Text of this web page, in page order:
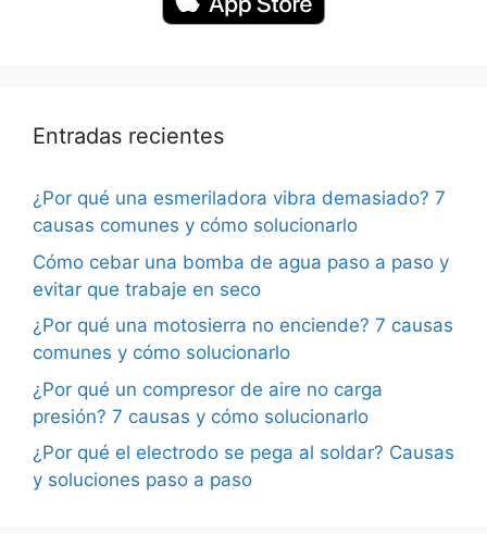
Entradas recientes
¿Por qué una esmeriladora vibra demasiado? 7
causas comunes y cómo solucionarlo
Cómo cebar una bomba de agua paso a paso y
evitar que trabaje en seco
¿Por qué una motosierra no enciende? 7 causas
comunes y cómo solucionarlo
¿Por qué un compresor de aire no carga
presión? 7 causas y cómo solucionarlo
¿Por qué el electrodo se pega al soldar? Causas
y soluciones paso a paso